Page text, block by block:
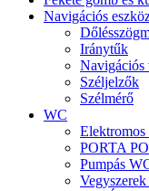
Navigációs
Iránytűk
Navigációs
Széljelzők
Szélmérő
WC
Elektromos
PORTA
Pumpás